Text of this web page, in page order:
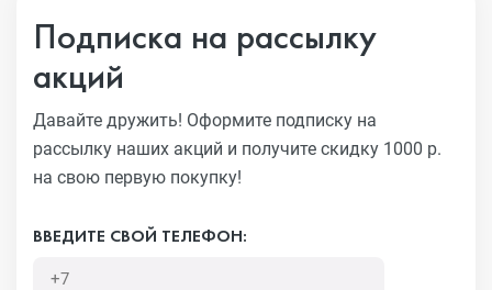
Подписка на рассылку
акций
Давайте дружить! Оформите подписку на
рассылку наших акций и получите скидку 1000 р.
на свою первую покупку!
ВВЕДИТЕ СВОЙ ТЕЛЕФОН: